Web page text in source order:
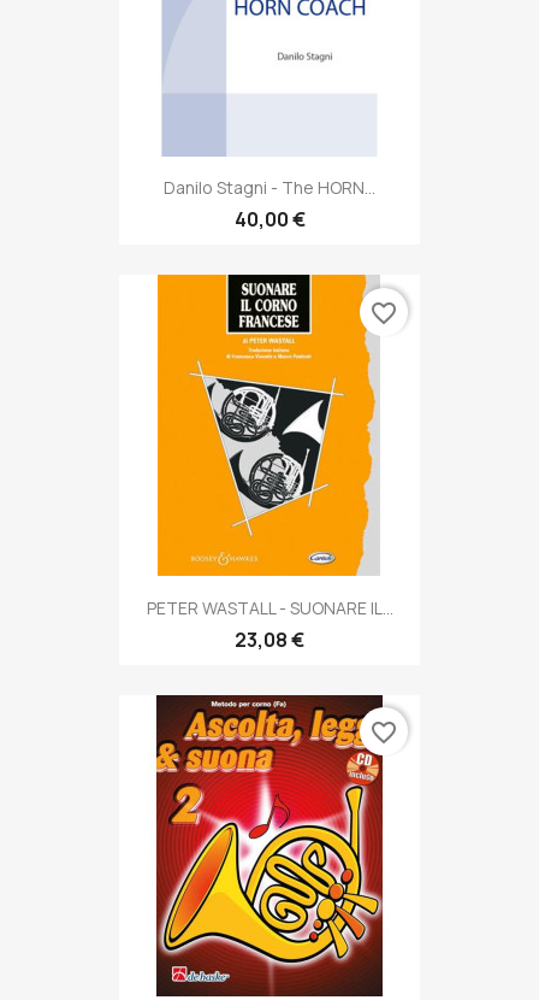
Danilo Stagni - The HORN...
40,00 €
PETER WASTALL - SUONARE IL...
23,08 €
favorite_border
favorite_border